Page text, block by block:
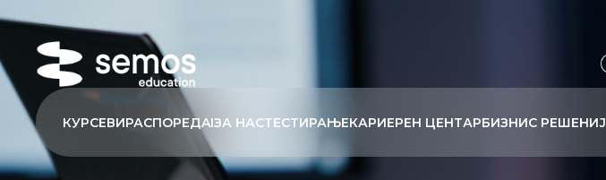
КУРСЕВИРАСПОРЕДAIЗА НАСТЕСТИРАЊЕКАРИЕРЕН ЦЕНТАРБИЗНИС